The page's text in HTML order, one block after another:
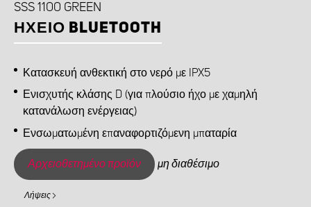
SSS 1100 GREEN
ΗΧΕΊΟ BLUETOOTH
Κατασκευή ανθεκτική στο νερό με IPX5
Ενισχυτής κλάσης D (για πλούσιο ήχο με χαμηλή
κατανάλωση ενέργειας)
Ενσωματωμένη επαναφορτιζόμενη μπαταρία
Αρχειοθετημένο προϊόν μη διαθέσιμο
Λήψεις